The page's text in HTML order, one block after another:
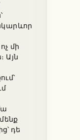
մի
Այն
դե